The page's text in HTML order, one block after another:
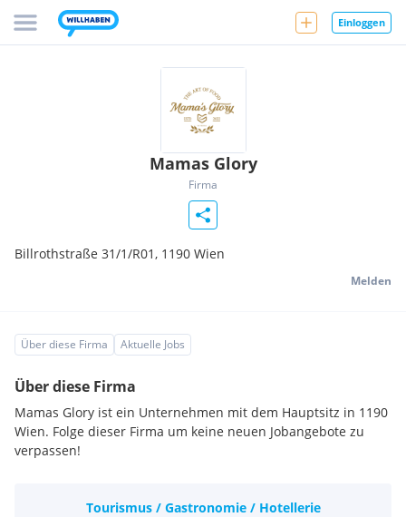
Einloggen
Mamas Glory
Firma
Billrothstraße 31/1/R01, 1190 Wien
Melden
Über diese Firma Aktuelle Jobs
Über diese Firma
Mamas Glory ist ein Unternehmen mit dem Hauptsitz in 1190
Wien. Folge dieser Firma um keine neuen Jobangebote zu
verpassen!
Tourismus / Gastronomie / Hotellerie